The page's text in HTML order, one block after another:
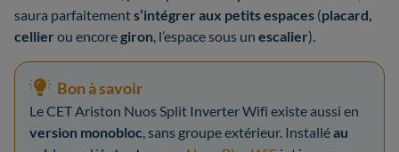
saura parfaitements’intégrer aux petits espaces (placard,
cellier ou encoregiron, l’espace sous un escalier).
Bon à savoir
Le CET Ariston Nuos Split Inverter Wifi existe aussi en
version monobloc, sans groupe extérieur. Installéau